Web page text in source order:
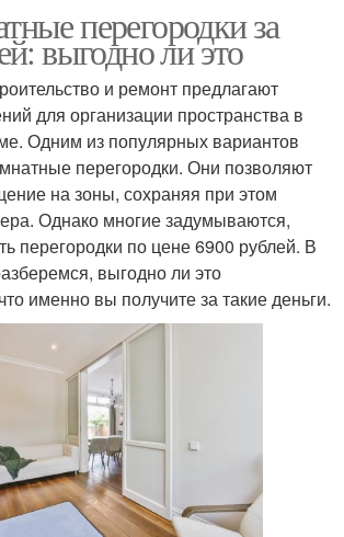
перегородки за
выгодно ли это
и ремонт предлагают
для организации пространства в
Одним из популярных вариантов
перегородки. Они позволяют
на зоны, сохраняя при этом
Однако многие задумываются,
перегородки по цене 6900 рублей. В
выгодно ли это
именно вы получите за такие деньги.